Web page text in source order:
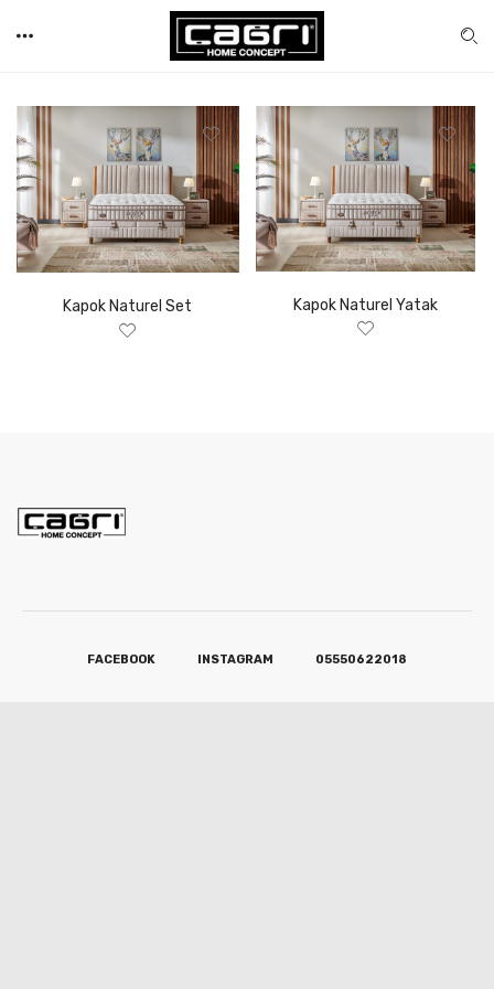
Kapok Naturel Set Kapok Naturel Yatak
FACEBOOK INSTAGRAM 05550622018